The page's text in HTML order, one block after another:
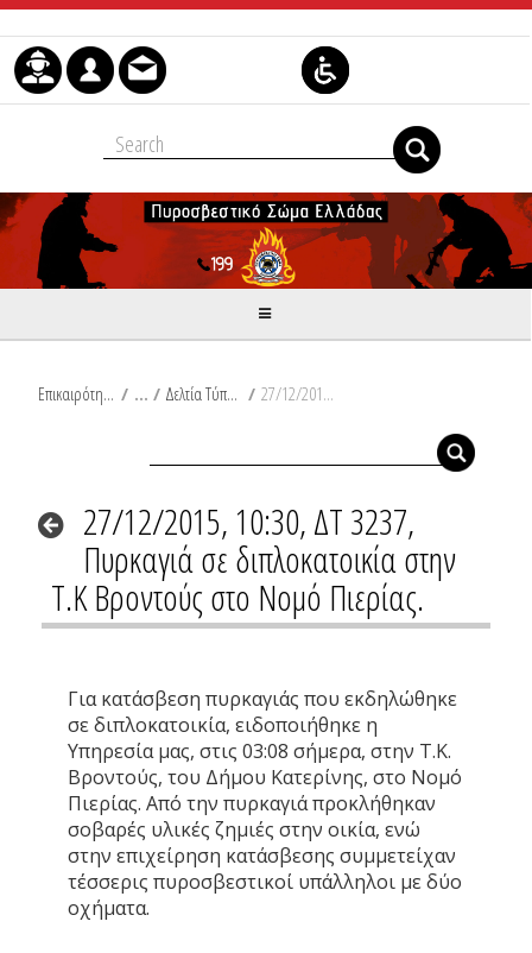
Μετάβαση στο περιεχόμενο
Επικαιρότητα / Δελτία Τύπου / 27/12/2015, 10:30, ΔΤ 3237, Πυρκαγιά σε διπλοκατοικία στην Τ.Κ Βροντούς στο Νομό Πιερίας.
27/12/2015, 10:30, ΔΤ 3237,
Πυρκαγιά σε διπλοκατοικία στην
Τ.Κ Βροντούς στο Νομό Πιερίας.
Για κατάσβεση πυρκαγιάς που εκδηλώθηκε
σε διπλοκατοικία, ειδοποιήθηκε η
Υπηρεσία μας, στις 03:08 σήμερα, στην Τ.Κ.
Βροντούς, του Δήμου Κατερίνης, στο Νομό
Πιερίας. Από την πυρκαγιά προκλήθηκαν
σοβαρές υλικές ζημιές στην οικία, ενώ
στην επιχείρηση κατάσβεσης συμμετείχαν
τέσσερις πυροσβεστικοί υπάλληλοι με δύο
οχήματα.